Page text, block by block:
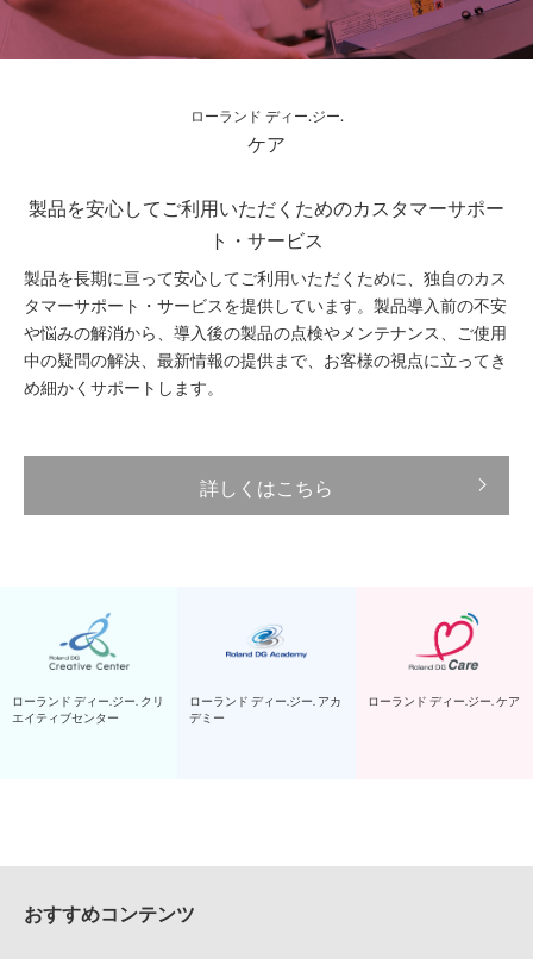
ローランド ディー.ジー.
ケア
製品を安心してご利用いただくためのカスタマーサポー
ト・サービス
製品を長期に亘って安心してご利用いただくために、独自のカス
タマーサポート・サービスを提供しています。製品導入前の不安
や悩みの解消から、導入後の製品の点検やメンテナンス、ご使用
中の疑問の解決、最新情報の提供まで、お客様の視点に立ってき
め細かくサポートします。
詳しくはこちら
ローランド ディー.ジー. クリ
エイティブセンター
ローランド ディー.ジー. アカ
デミー
ローランド ディー.ジー. ケア
おすすめコンテンツ